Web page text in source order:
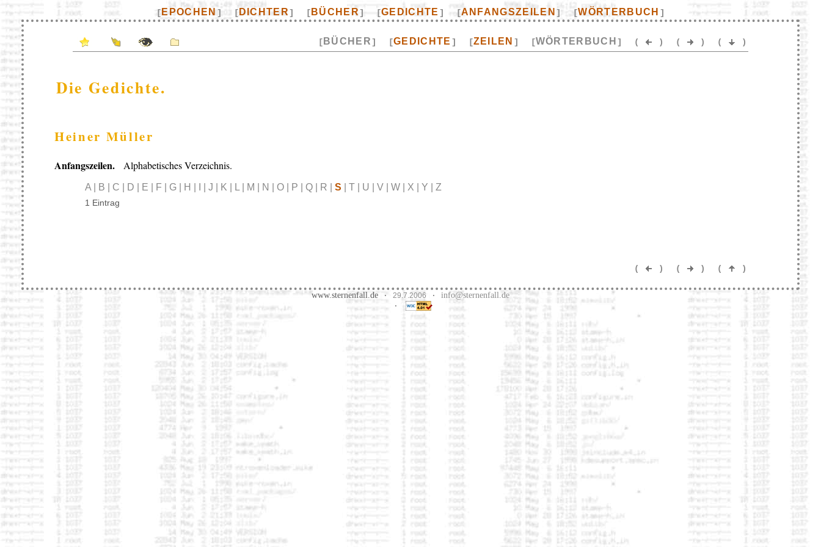
[ EPOCHEN ] [ DICHTER] [ BÜCHER] [GEDICHTE ] [ANFANGSZEILEN ] [WÖRTERBUCH ]
[ BÜCHER] [GEDICHTE ] [ZEILEN ] [WÖRTERBUCH ] ( ) ( ) ( )
Die Gedichte.
Heiner Müller
Anfangszeilen. Alphabetisches Verzeichnis.
A | B | C | D | E | F | G | H | I | J | K | L | M | N | O | P | Q | R | S | T | U | V | W | X | Y | Z
1 Eintrag
( ) ( ) ( )
www.sternenfall.de · 29.7.2006 · info@sternenfall.de
·